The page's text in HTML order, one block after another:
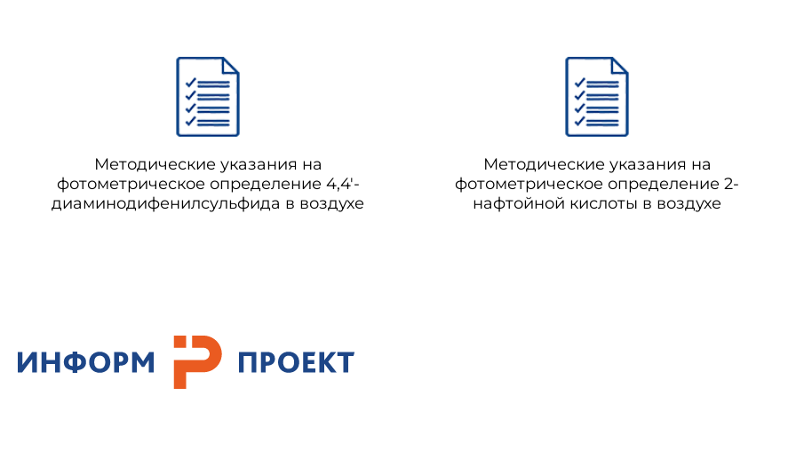
Методические указания на
фотометрическое определение 4,4'-
диаминодифенилсульфида в воздухе
Методические указания на
фотометрическое определение 2-
нафтойной кислоты в воздухе